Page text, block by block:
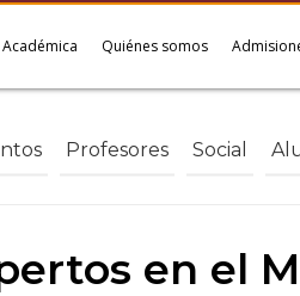
Quiénes somos
Profesores Social
en el